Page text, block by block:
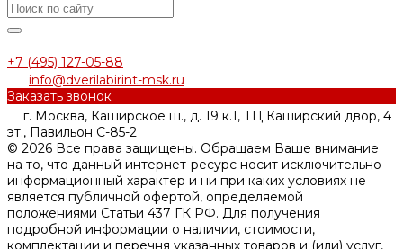
+7 (495) 127-05-88‬
info@dverilabirint-msk.ru
Заказать звонок
г. Москва, Каширское ш., д. 19 к.1, ТЦ Каширский двор, 4
эт., Павильон C-85-2
© 2026 Все права защищены. Обращаем Ваше внимание
на то, что данный интернет-ресурс носит исключительно
информационный характер и ни при каких условиях не
является публичной офертой, определяемой
положениями Статьи 437 ГК РФ. Для получения
подробной информации о наличии, стоимости,
комплектации и перечня указанных товаров и (или) услуг,